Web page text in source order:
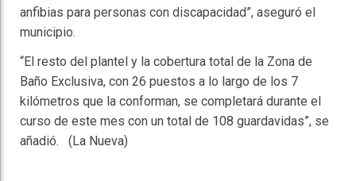
anfibias para personas con discapacidad”, aseguró el
municipio.
“El resto del plantel y la cobertura total de la Zona de
Baño Exclusiva, con 26 puestos a lo largo de los 7
kilómetros que la conforman, se completará durante el
curso de este mes con un total de 108 guardavidas”, se
añadió. (La Nueva)